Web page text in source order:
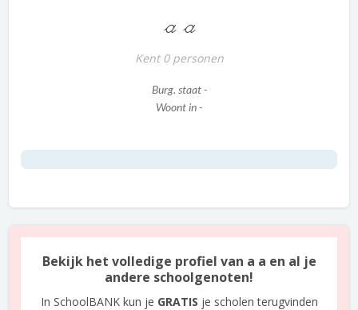
a a
Kent 0 personen
Burg. staat -
Woont in -
Bekijk het volledige profiel van a a en al je
andere schoolgenoten!
In SchoolBANK kun je GRATIS je scholen terugvinden